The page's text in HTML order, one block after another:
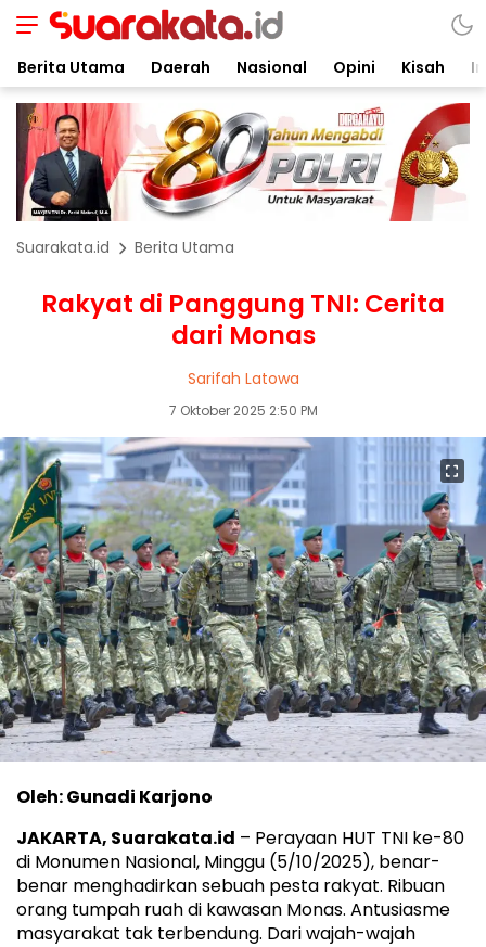
Berita Utama Daerah Nasional Opini Kisah
Suarakata.id Berita Utama
Rakyat di Panggung TNI: Cerita
dari Monas
Sarifah Latowa
7 Oktober 2025 2:50 PM
Oleh: Gunadi Karjono
JAKARTA, Suarakata.id – Perayaan HUT TNI ke-80
di Monumen Nasional, Minggu (5/10/2025), benar-
benar menghadirkan sebuah pesta rakyat. Ribuan
orang tumpah ruah di kawasan Monas. Antusiasme
masyarakat tak terbendung. Dari wajah-wajah